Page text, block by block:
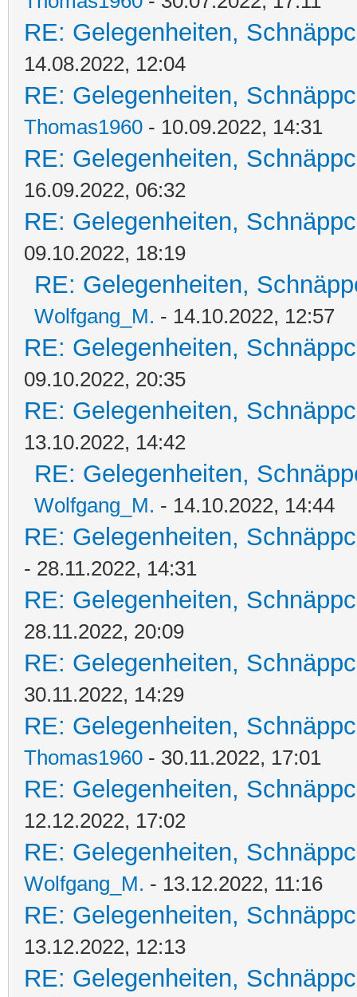
RE: Gelegenheiten,
14.08.2022, 12:04
RE: Gelegenheiten,
Thomas1960 - 10.09.2022, 14:31
RE: Gelegenheiten,
16.09.2022, 06:32
RE: Gelegenheiten,
09.10.2022, 18:19
RE: Gelegenheiten,
Wolfgang_M. - 14.10.2022, 12:57
RE: Gelegenheiten,
09.10.2022, 20:35
RE: Gelegenheiten,
13.10.2022, 14:42
RE: Gelegenheiten,
Wolfgang_M. - 14.10.2022, 14:44
RE: Gelegenheiten,
- 28.11.2022, 14:31
RE: Gelegenheiten,
28.11.2022, 20:09
RE: Gelegenheiten,
30.11.2022, 14:29
RE: Gelegenheiten,
Thomas1960 - 30.11.2022, 17:01
RE: Gelegenheiten,
12.12.2022, 17:02
RE: Gelegenheiten,
Wolfgang_M. - 13.12.2022, 11:16
RE: Gelegenheiten,
13.12.2022, 12:13
RE: Gelegenheiten,